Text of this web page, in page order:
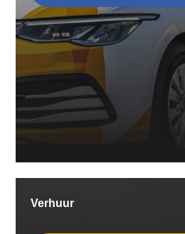
Verhuur